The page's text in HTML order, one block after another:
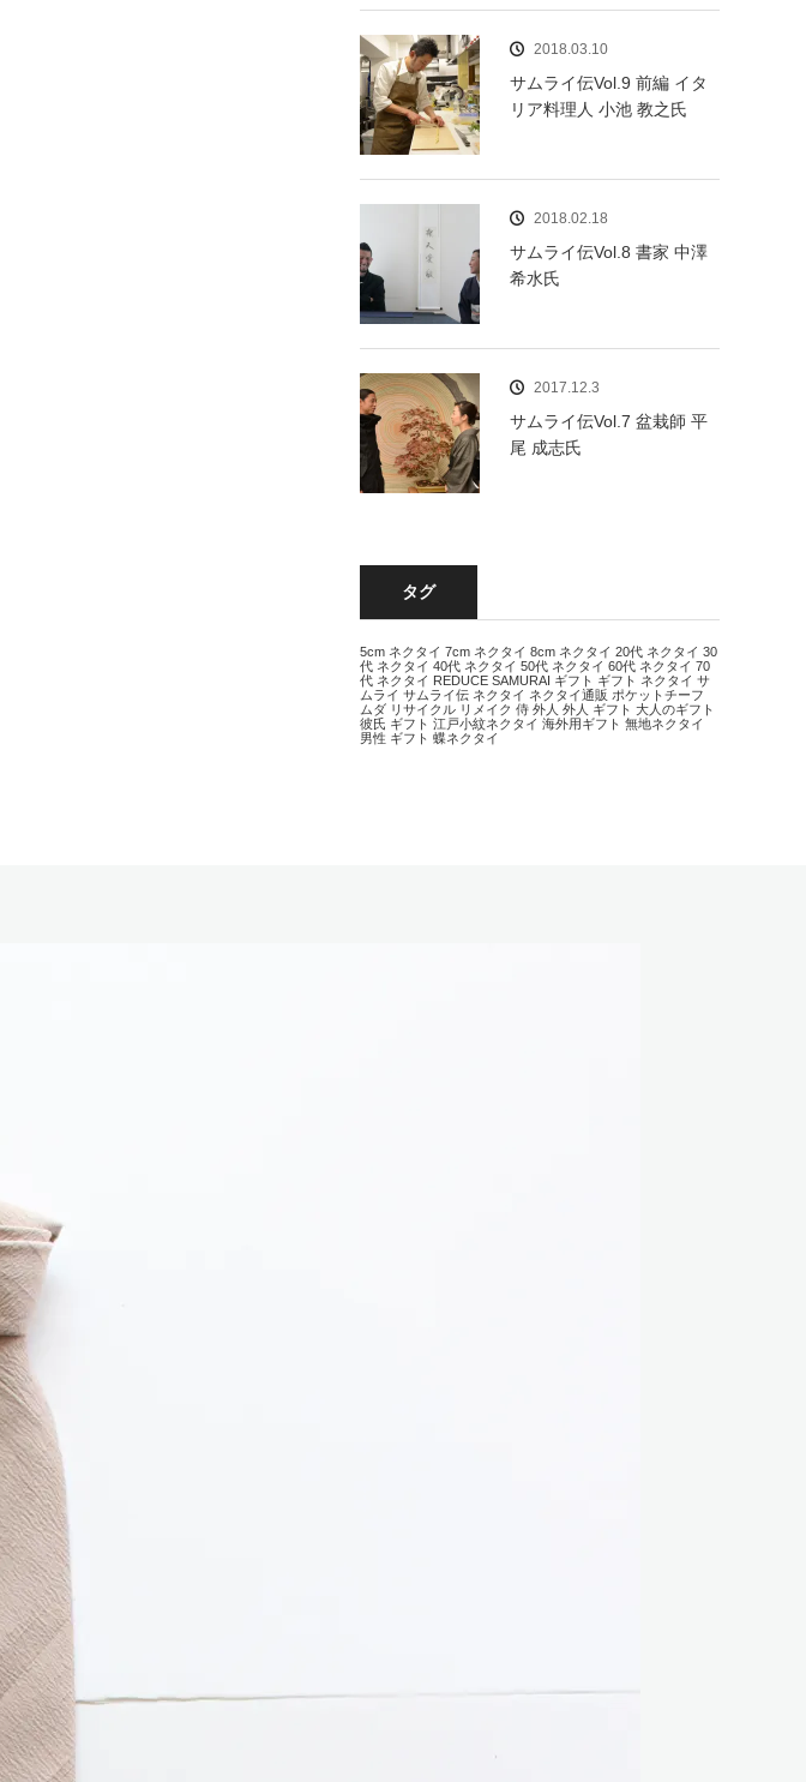
2018.03.10
サムライ伝Vol.9 前編 イタ
リア料理人 小池 教之氏
2018.02.18
サムライ伝Vol.8 書家 中澤
希水氏
2017.12.3
サムライ伝Vol.7 盆栽師 平
尾 成志氏
タグ
5cm ネクタイ 7cm ネクタイ 8cm ネクタイ 20代 ネクタイ 30
代 ネクタイ 40代 ネクタイ 50代 ネクタイ 60代 ネクタイ 70
代 ネクタイ REDUCE SAMURAI ギフト ギフト ネクタイ サ
ムライ サムライ伝 ネクタイ ネクタイ通販 ポケットチーフ
ムダ リサイクル リメイク 侍 外人 外人 ギフト 大人のギフト
彼氏 ギフト 江戸小紋ネクタイ 海外用ギフト 無地ネクタイ
男性 ギフト 蝶ネクタイ